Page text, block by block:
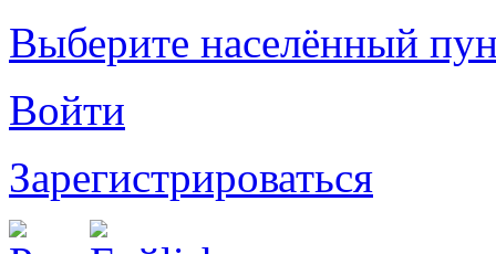
Выберите населённый
Войти
Зарегистрироваться